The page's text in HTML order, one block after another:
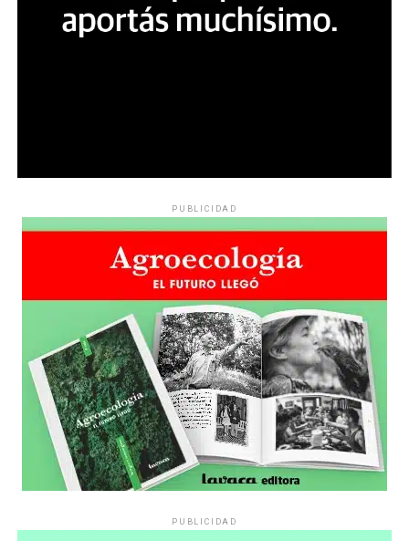
PUBLICIDAD
PUBLICIDAD